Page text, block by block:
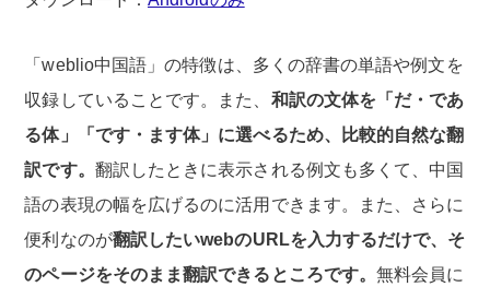
「weblio中国語」の特徴は、多くの辞書の単語や例文を
収録していることです。また、 和訳の文体を「だ・であ
る体」「です・ます体」に選べるため、比較的自然な翻
訳です。 翻訳したときに表示される例文も多くて、中国
語の表現の幅を広げるのに活用できます。また、さらに
便利なのが翻訳したいwebのURLを入力するだけで、そ
のページをそのまま翻訳できるところです。 無料会員に